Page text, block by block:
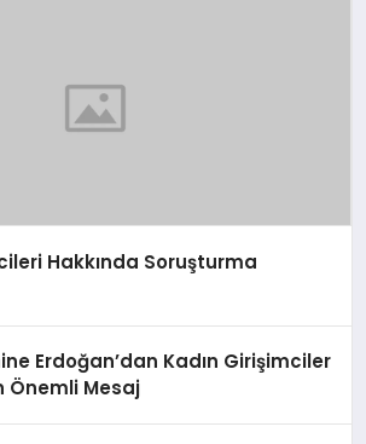
Hakkında Soruşturma
Erdoğan’dan Kadın Girişimciler
Önemli Mesaj